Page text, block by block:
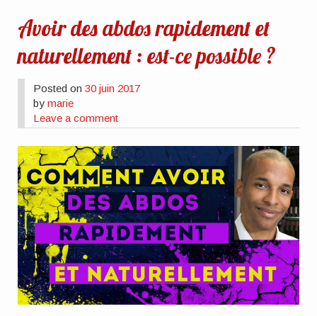
Avoir des abdos rapidement et
naturellement : est-ce possible ?
Posted on30 juin 2017
bymarie
Leave a comment